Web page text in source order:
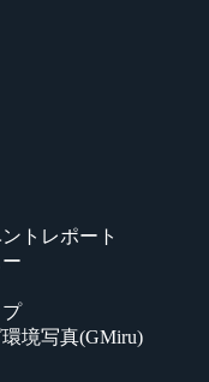
トレポート
境写真(GMiru)